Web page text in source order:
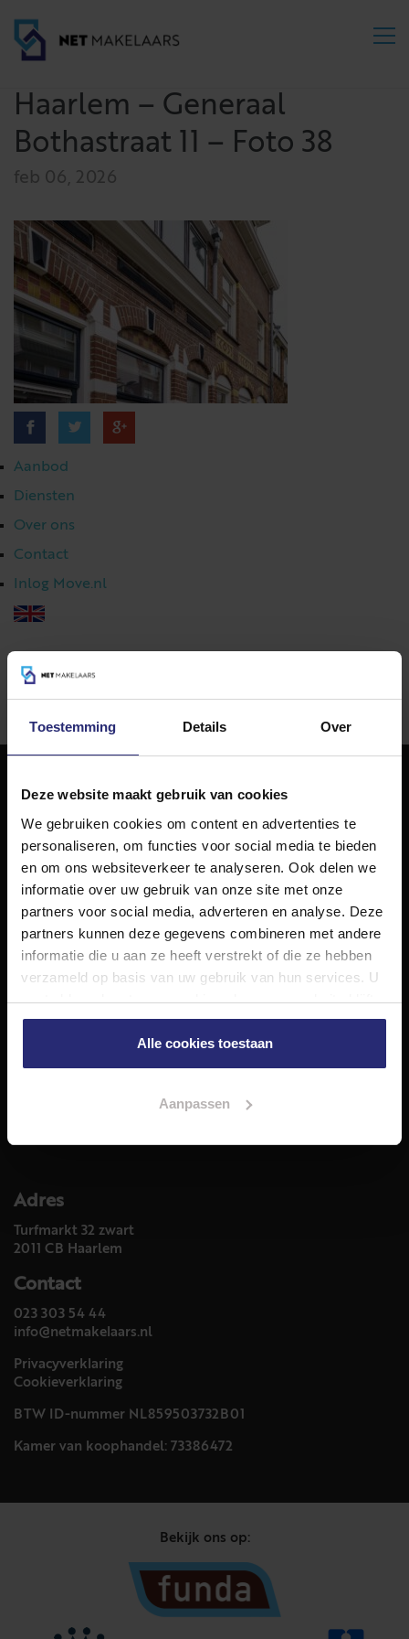
Toestemming Details Over
Deze website maakt gebruik van cookies
We gebruiken cookies om content en advertenties te
personaliseren, om functies voor social media te bieden
en om ons websiteverkeer te analyseren. Ook delen we
informatie over uw gebruik van onze site met onze
partners voor social media, adverteren en analyse. Deze
partners kunnen deze gegevens combineren met andere
informatie die u aan ze heeft verstrekt of die ze hebben
verzameld op basis van uw gebruik van hun services. U
gaat akkoord met onze cookies als u onze website blijft
gebruiken.
Alle cookies toestaan
Aanpassen
Haarlem – Generaal
Bothastraat 11 – Foto 38
feb 06, 2026
Aanbod
Diensten
Over ons
Contact
Inlog Move.nl
023 303 54 44
NET Makelaars
NET Makelaars is een modern makelaarskantoor met
decennialange ervaring in het vak en diepgaande kennis
van de huizenmarkt in Haarlem en omstreken.
Volg ons op
Diensten
Aankoop
Meer informatie over
Adres
Turfmarkt 32 zwart
2011 CB Haarlem
Contact
023 303 54 44
info@netmakelaars.nl
Privacyverklaring
Cookieverklaring
BTW ID-nummer NL859503732B01
Kamer van koophandel: 73386472
Bekijk ons op: